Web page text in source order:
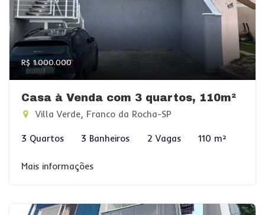
R$ 1.000.000
Casa à Venda com 3 quartos, 110m²
Villa Verde, Franco da Rocha-SP
3 Quartos 3 Banheiros 2 Vagas 110 m²
Mais informações